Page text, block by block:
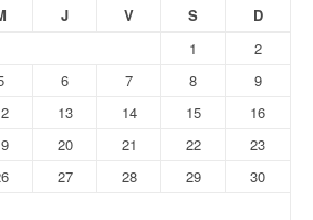
J V S D
1
2
6 7 8
9
13 14 15
16
20 21 22
23
27 28 29
30